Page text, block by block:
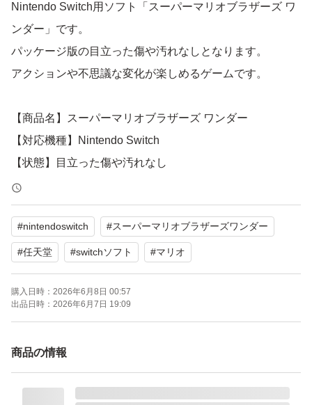
Nintendo Switch用ソフト「スーパーマリオブラザーズ ワ
ンダー」です。
パッケージ版の目立った傷や汚れなしとなります。
アクションや不思議な変化が楽しめるゲームです。
【商品名】スーパーマリオブラザーズ ワンダー
【対応機種】Nintendo Switch
【状態】目立った傷や汚れなし
【ジャンル】アクション
コレクション整理のため出品いたします。よろしくお願い
いたします。
#nintendoswitch #スーパーマリオブラザーズワンダー
#任天堂 #switchソフト #マリオ
購入日時： 2026年6月8日 00:57
出品日時： 2026年6月7日 19:09
商品の情報